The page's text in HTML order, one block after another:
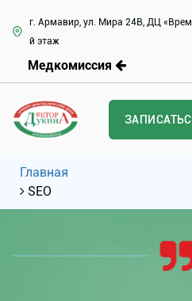
г. Армавир, ул. Мира 24В, ДЦ
й этаж
Медкомиссия
Главная
SEO